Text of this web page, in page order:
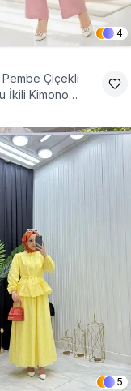
4
Pembe Çiçekli
İkili Kimono
5